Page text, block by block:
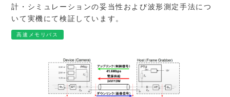
計・シミュレーションの妥当性および波形測定手法につ
いて実機にて検証しています。
高速メモリバス